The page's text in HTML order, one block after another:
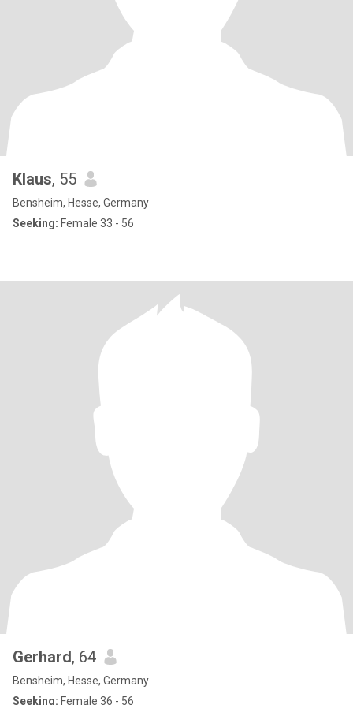
Klaus, 55
Bensheim, Hesse, Germany
Seeking: Female 33 - 56
Gerhard, 64
Bensheim, Hesse, Germany
Seeking: Female 36 - 56